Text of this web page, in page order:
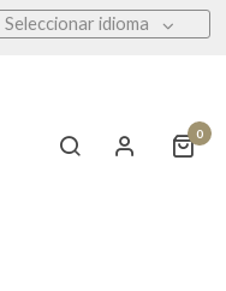
Seleccionar idioma
0